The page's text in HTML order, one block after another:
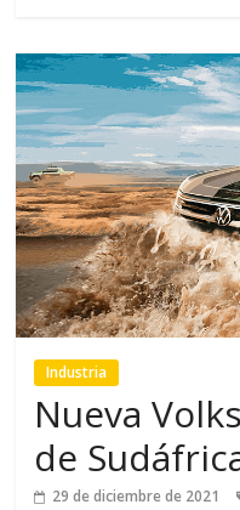
Industria
Nueva
de
29 de diciembre de 2021